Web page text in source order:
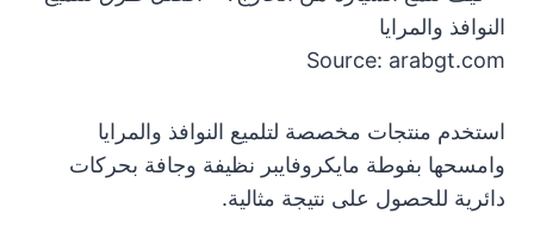
Source: arabgt.com
استخدم منتجات مخصصة لتلميع النوافذ والمرايا
وامسحها بفوطة مايكروفايبر نظيفة وجافة بحركات
دائرية للحصول على نتيجة مثالية.